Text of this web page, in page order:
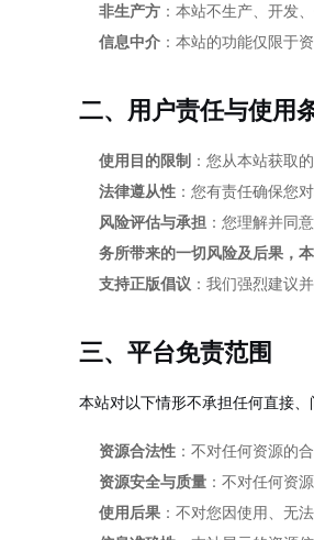
非生产方 ：本站不生产、开发
信息中介 ：本站的功能仅限于
二、用户责任与使用
使用目的限制 ：您从本站获取
法律遵从性 ：您有责任确保您
风险评估与承担 ：您理解并同
务所带来的一切风险及后果，
支持正版倡议 ：我们强烈建议
三、平台免责范围
本站对以下情形不承担任何直接
资源合法性 ：不对任何资源的
资源安全与质量 ：不对任何资
使用后果 ：不对您因使用、无